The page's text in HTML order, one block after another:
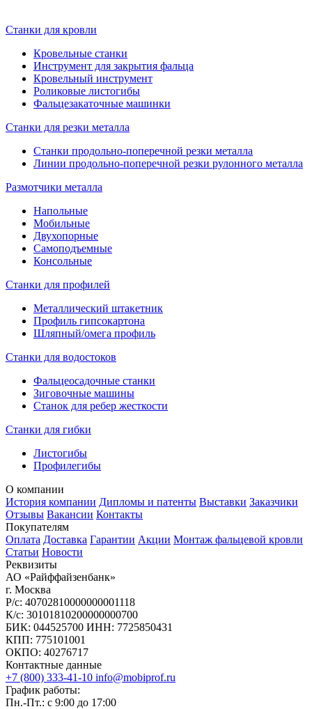
Станки для кровли
Кровельные станки
Инструмент для закрытия фальца
Кровельный инструмент
Роликовые листогибы
Фальцезакаточные машинки
Станки для резки металла
Станки продольно-поперечной резки металла
Линии продольно-поперечной резки рулонного металла
Размотчики металла
Напольные
Мобильные
Двухопорные
Самоподъемные
Консольные
Станки для профилей
Металлический штакетник
Профиль гипсокартона
Шляпный/омега профиль
Станки для водостоков
Фальцеосадочные станки
Зиговочные машины
Станок для ребер жесткости
Станки для гибки
Листогибы
Профилегибы
О компании
История компании Дипломы и патенты Выставки Заказчики
Отзывы Вакансии Контакты
Покупателям
Оплата Доставка Гарантии Акции Монтаж фальцевой кровли
Статьи Новости
Реквизиты
АО «Райффайзенбанк»
г. Москва
Р/с: 40702810000000001118
К/с: 30101810200000000700
БИК: 044525700 ИНН: 7725850431
КПП: 775101001
ОКПО: 40276717
Контактные данные
+7 (800) 333-41-10 info@mobiprof.ru
График работы:
Пн.-Пт.: с 9:00 до 17:00